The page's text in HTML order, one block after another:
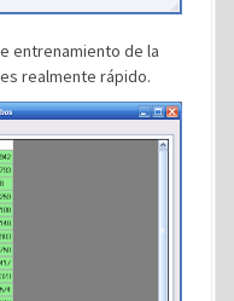
entrenamiento de la
realmente rápido.